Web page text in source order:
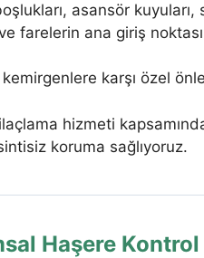
asansör kuyuları,
farelerin ana giriş
karşı özel
hizmeti
koruma sağlıyoruz.
Haşere